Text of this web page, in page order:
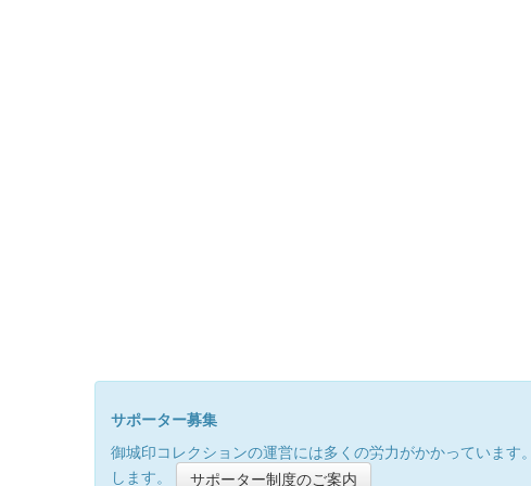
サポーター募集
御城印コレクションの運営には多くの労力がかかっていま
します。
サポーター制度のご案内